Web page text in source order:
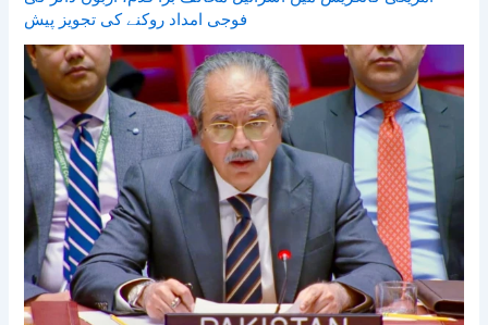
فوجی امداد روکنے کی تجویز پیش